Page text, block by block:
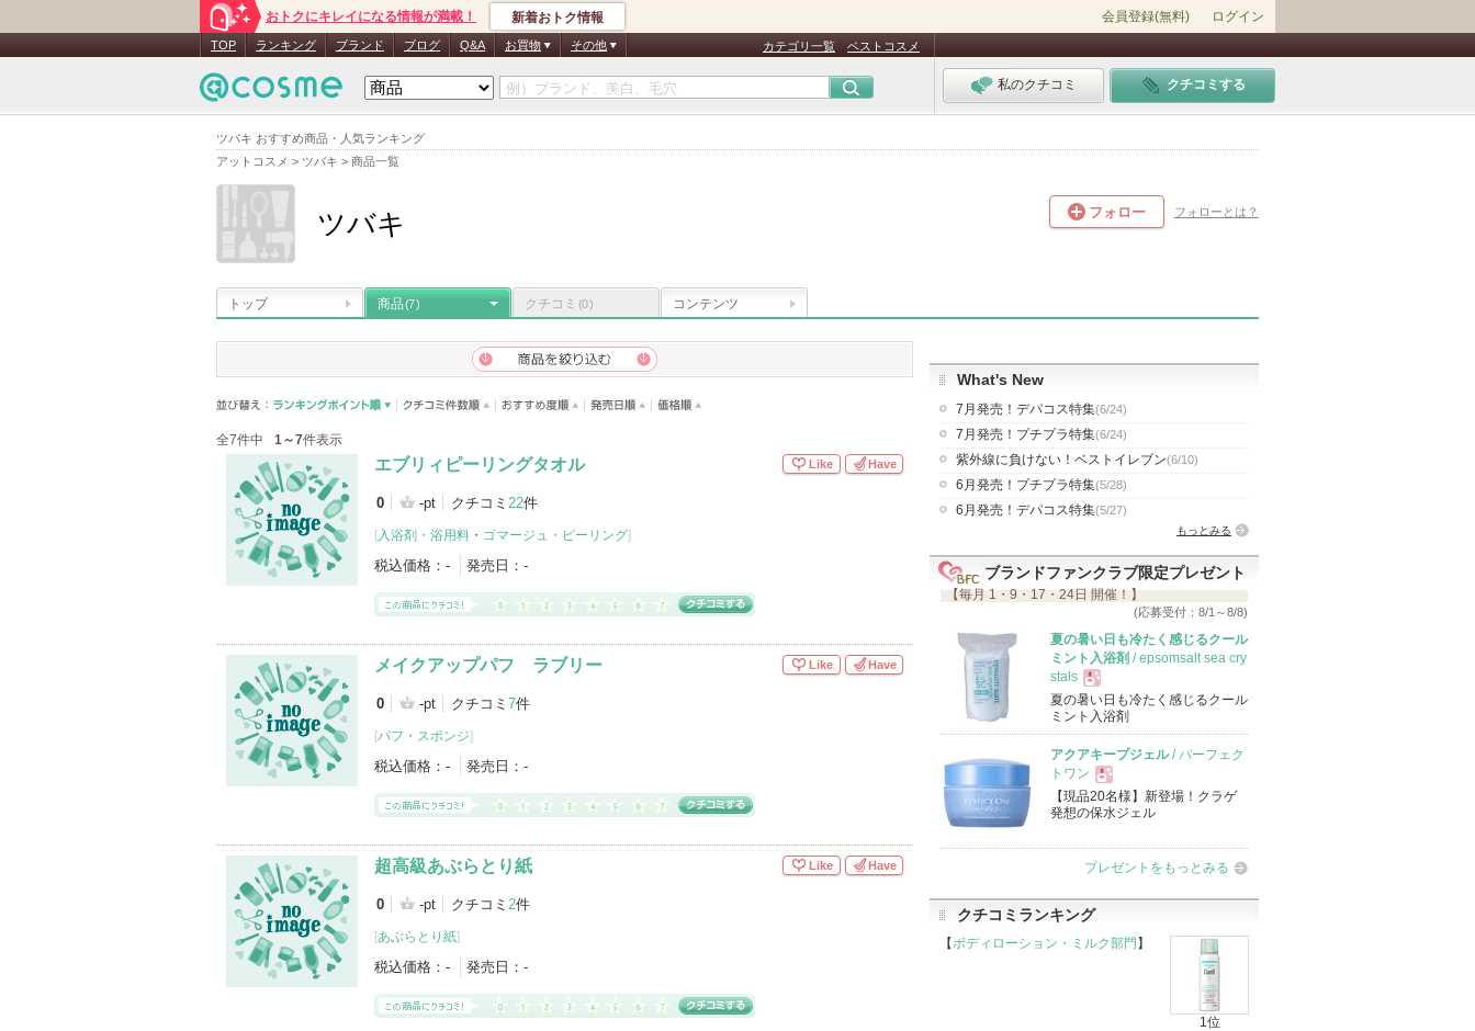
ツバキ おすすめ商品・人気ランキング
アットコスメ > ツバキ > 商品一覧
おトクにキレイになる情報が満載！ 新着おトク情報 会員登録(無料) ログイン
TOP ランキング ブランド ブログ Q&A お買物 その他 カテゴリ一覧 ベストコスメ
私のクチコミ クチコミする
ツバキ フォロー フォローとは？
トップ 商品(7) クチコミ (0) コンテンツ
全7件中 1～7件表示
エブリィピーリングタオル
0 -pt クチコミ 22件
[入浴剤・浴用料 ・ ゴマージュ・ピーリング]
税込価格： - 発売日： -
Like Have
メイクアップパフ ラブリー
0 -pt クチコミ 7件
[パフ・スポンジ]
税込価格： - 発売日： -
Like Have
超高級あぶらとり紙
0 -pt クチコミ 2件
[あぶらとり紙]
税込価格： - 発売日： -
Like Have
What's New
7月発売！デパコス特集(6/24)
7月発売！プチプラ特集(6/24)
紫外線に負けない！ベストイレブン(6/10)
6月発売！プチプラ特集(5/28)
6月発売！デパコス特集(5/27)
もっとみる
ブランドファンクラブ限定プレゼント
【毎月 1・9・17・24日 開催！】
(応募受付：8/1～8/8)
夏の暑い日も冷たく感じるクール
ミント入浴剤 / epsomsalt sea cry
stals
現
品
夏の暑い日も冷たく感じるクール
ミント入浴剤
アクアキープジェル/ パーフェク
トワン
現
品
【現品20名様】新登場！クラゲ
発想の保水ジェル
プレゼントをもっとみる
クチコミランキング
【ボディローション・ミルク部門 】
1位